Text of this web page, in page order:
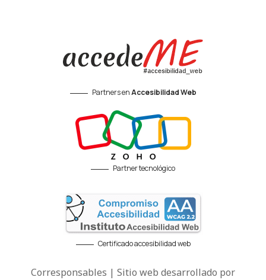
Partners enAccesibilidad Web
Partner tecnológico
Certificado accesibilidad web
Corresponsables | Sitio web desarrollado por